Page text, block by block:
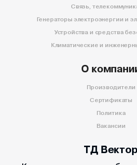
Связь,
Генераторы электроэнергии и
Устройства и средства
Климатические и
О
Производители
Сертификаты
Политика
Вакансии
ТД Вектор